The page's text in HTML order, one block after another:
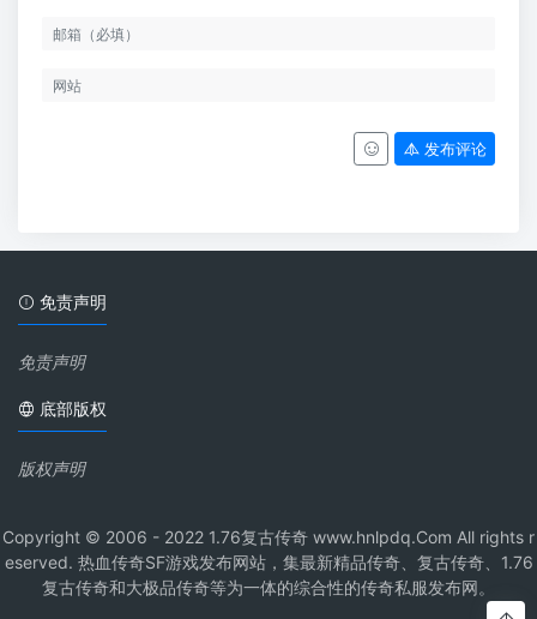
发布评论
免责声明
免责声明
底部版权
版权声明
Copyright © 2006 - 2022 1.76复古传奇 www.hnlpdq.Com All rights r
eserved. 热血传奇SF游戏发布网站，集最新精品传奇、复古传奇、1.76
复古传奇和大极品传奇等为一体的综合性的传奇私服发布网。